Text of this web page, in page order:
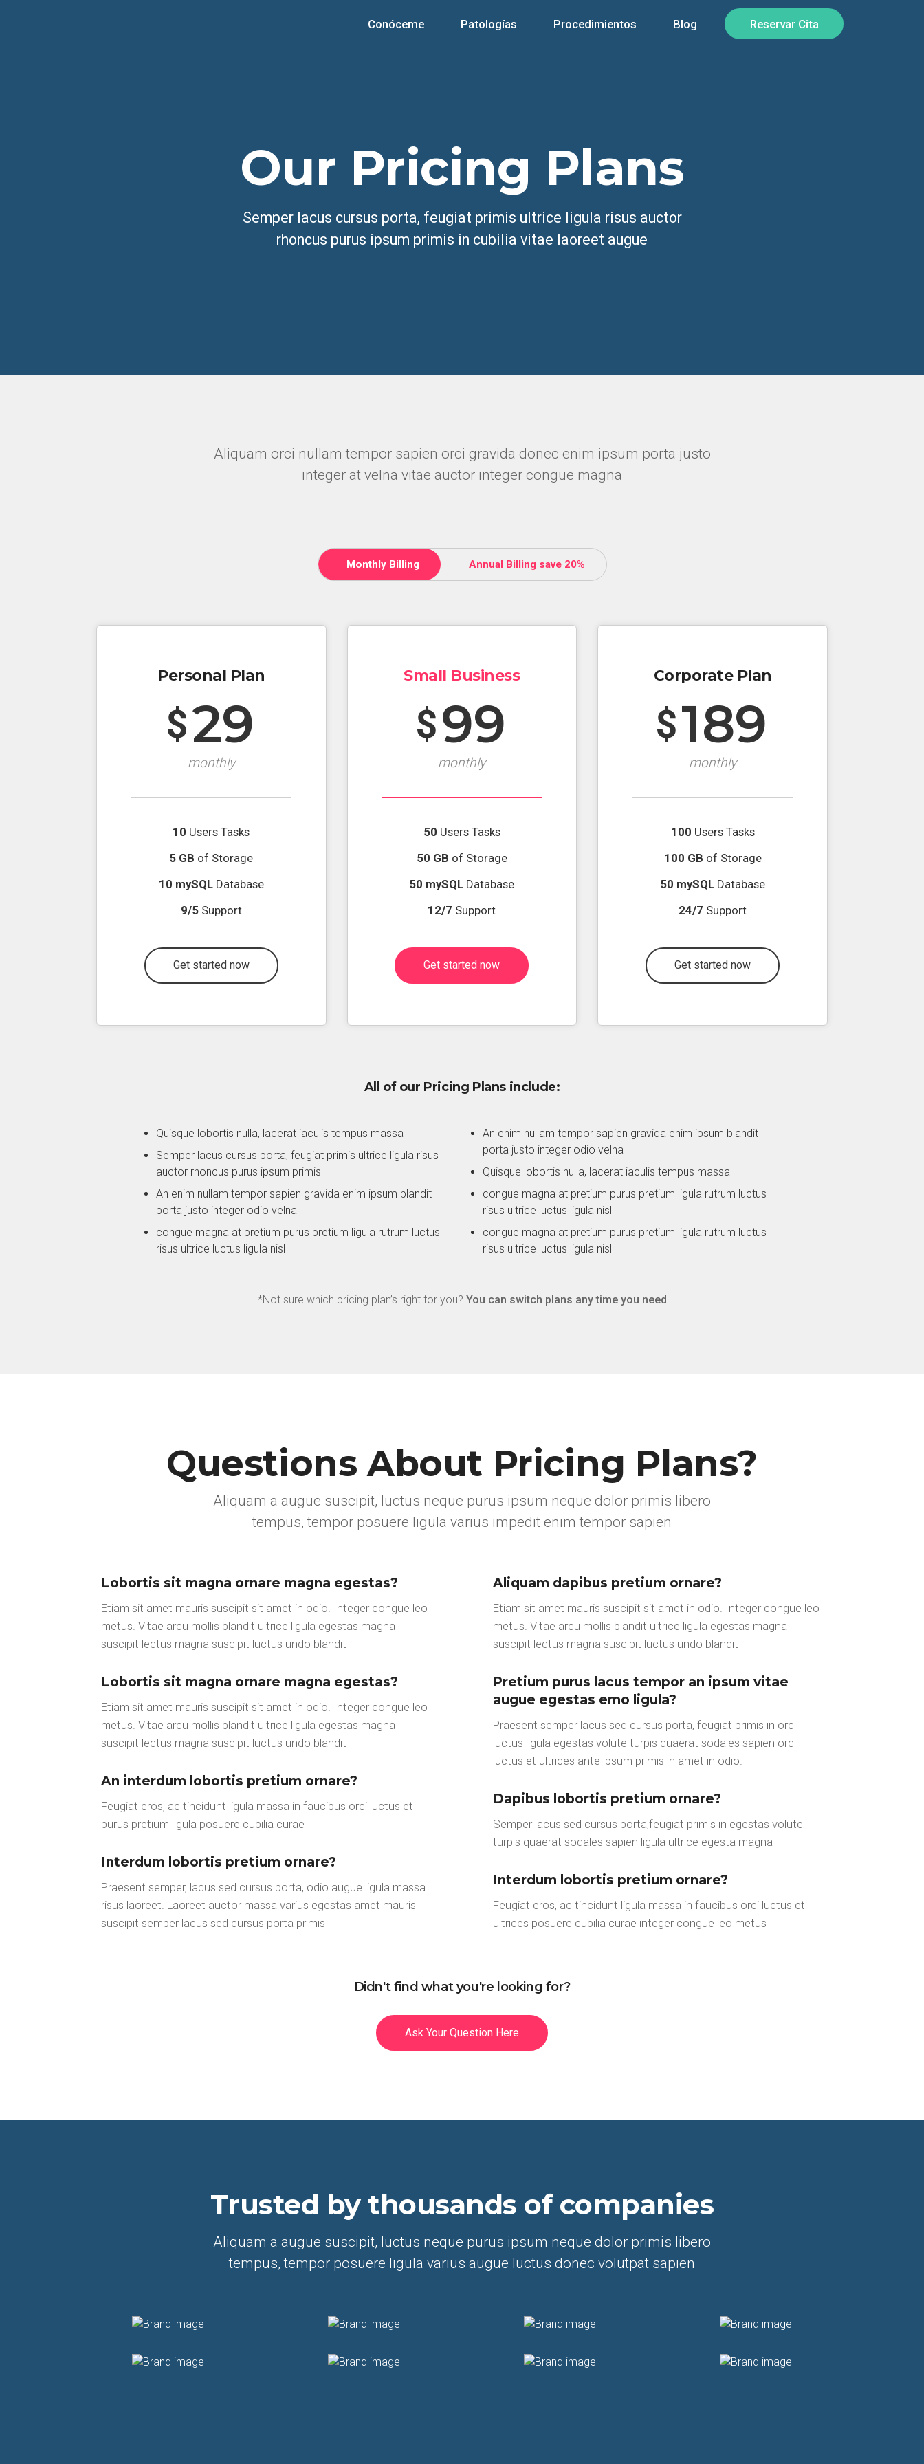
Conóceme Patologías Procedimientos Blog Reservar Cita
Our Pricing Plans
Semper lacus cursus porta, feugiat primis ultrice ligula risus auctor
rhoncus purus ipsum primis in cubilia vitae laoreet augue
Aliquam orci nullam tempor sapien orci gravida donec enim ipsum porta justo
integer at velna vitae auctor integer congue magna
Monthly Billing Annual Billing save 20%
Personal Plan
$29
monthly
10 Users Tasks
5 GB of Storage
10 mySQLDatabase
9/5Support
Get started now
Small Business
$99
monthly
50 Users Tasks
50 GB of Storage
50 mySQL Database
12/7 Support
Get started now
Corporate Plan
$189
monthly
100 Users Tasks
100 GB of Storage
50 mySQL Database
24/7 Support
Get started now
All of our Pricing Plans include:
Quisque lobortis nulla, lacerat iaculis tempus massa
Semper lacus cursus porta, feugiat primis ultrice ligula risus
auctor rhoncus purus ipsum primis
An enim nullam tempor sapien gravida enim ipsum blandit
porta justo integer odio velna
congue magna at pretium purus pretium ligula rutrum luctus
risus ultrice luctus ligula nisl
An enim nullam tempor sapien gravida enim ipsum blandit
porta justo integer odio velna
Quisque lobortis nulla, lacerat iaculis tempus massa
congue magna at pretium purus pretium ligula rutrum luctus
risus ultrice luctus ligula nisl
congue magna at pretium purus pretium ligula rutrum luctus
risus ultrice luctus ligula nisl
*Not sure which pricing plan’s right for you? You can switch plans any time you need
Questions About Pricing Plans?
Aliquam a augue suscipit, luctus neque purus ipsum neque dolor primis libero
tempus, tempor posuere ligula varius impedit enim tempor sapien
Lobortis sit magna ornare magna egestas?
Etiam sit amet mauris suscipit sit amet in odio. Integer congue leo
metus. Vitae arcu mollis blandit ultrice ligula egestas magna
suscipit lectus magna suscipit luctus undo blandit
Lobortis sit magna ornare magna egestas?
Etiam sit amet mauris suscipit sit amet in odio. Integer congue leo
metus. Vitae arcu mollis blandit ultrice ligula egestas magna
suscipit lectus magna suscipit luctus undo blandit
An interdum lobortis pretium ornare?
Feugiat eros, ac tincidunt ligula massa in faucibus orci luctus et
purus pretium ligula posuere cubilia curae
Interdum lobortis pretium ornare?
Praesent semper, lacus sed cursus porta, odio augue ligula massa
risus laoreet. Laoreet auctor massa varius egestas amet mauris
suscipit semper lacus sed cursus porta primis
Aliquam dapibus pretium ornare?
Etiam sit amet mauris suscipit sit amet in odio. Integer congue leo
metus. Vitae arcu mollis blandit ultrice ligula egestas magna
suscipit lectus magna suscipit luctus undo blandit
Pretium purus lacus tempor an ipsum vitae
augue egestas emo ligula?
Praesent semper lacus sed cursus porta, feugiat primis in orci
luctus ligula egestas volute turpis quaerat sodales sapien orci
luctus et ultrices ante ipsum primis in amet in odio.
Dapibus lobortis pretium ornare?
Semper lacus sed cursus porta,feugiat primis in egestas volute
turpis quaerat sodales sapien ligula ultrice egesta magna
Interdum lobortis pretium ornare?
Feugiat eros, ac tincidunt ligula massa in faucibus orci luctus et
ultrices posuere cubilia curae integer congue leo metus
Didn't find what you're looking for?
Ask Your Question Here
Trusted by thousands of companies
Aliquam a augue suscipit, luctus neque purus ipsum neque dolor primis libero
tempus, tempor posuere ligula varius augue luctus donec volutpat sapien